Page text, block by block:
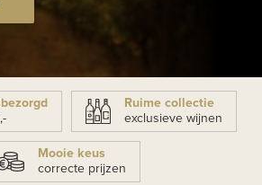
Ruime collectie
exclusieve wijnen
Mooie keus
correcte prijzen